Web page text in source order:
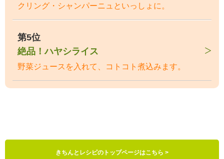
クリング・シャンパーニュといっしょに。
第5位
絶品！ハヤシライス
野菜ジュースを入れて、コトコト煮込みます。
きちんとレシピのトップページはこちら >